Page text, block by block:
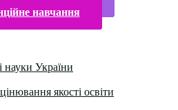
навчання
науки України
якості освіти